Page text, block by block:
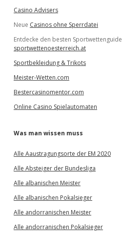
Casino Advisers
Neue Casinos ohne Sperrdatei
Entdecke den besten
sportwettenoesterreich.at
Sportbekleidung & Trikots
Meister-Wetten.com
Bestercasinomentor.com
Online Casino Spielautomaten
Was man wissen muss
Alle Aaustragungsorte der EM 2020
Alle Absteiger der Bundesliga
Alle albanischen Meister
Alle albanischen Pokalsieger
Alle andorranischen Meister
Alle andorranischen Pokalsieger